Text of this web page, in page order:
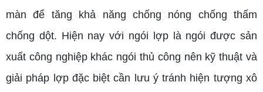
màn để tăng khả năng chống nóng chống thấm
chống dột. Hiện nay với ngói lợp là ngói được sản
xuất công nghiệp khác ngói thủ công nên kỹ thuật và
giải pháp lợp đặc biệt cần lưu ý tránh hiện tượng xô